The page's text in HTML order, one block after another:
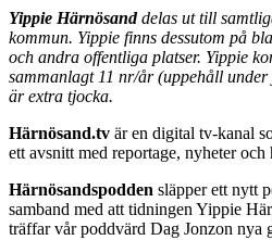
Yippie Härnösanddelas ut till
kommun. Yippie finns dessutom på
och andra offentliga platser. Yippie
sammanlagt 11 nr/år (uppehåll
är extra tjocka.
Härnösand.tv är en digital tv-kanal
ett avsnitt med reportage, nyheter
Härnösandspodden släpper ett nytt
samband med att tidningen Yippie
träffar vår poddvärd Dag Jonzon nya